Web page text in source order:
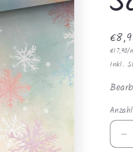
€17,90/
Inkl.
Anzahl
Anzahl